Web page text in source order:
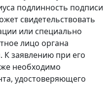
подлинность подписи
свидетельствовать
или специально
лицо органа
К заявлению при его
необходимо
удостоверяющего